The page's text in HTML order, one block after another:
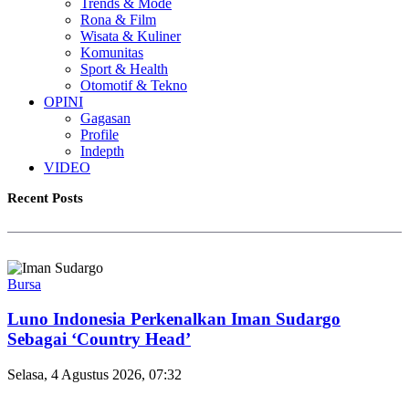
Trends & Mode
Rona & Film
Wisata & Kuliner
Komunitas
Sport & Health
Otomotif & Tekno
OPINI
Gagasan
Profile
Indepth
VIDEO
Recent Posts
Bursa
Luno Indonesia Perkenalkan Iman Sudargo
Sebagai ‘Country Head’
Selasa, 4 Agustus 2026, 07:32